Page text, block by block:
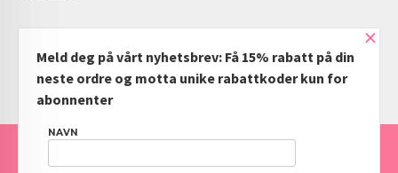
NYHETSBREV
PARTNERE
FRAKT KJØPSBETINGELSER SIKKERHET OG PERSONVERN
×
Meld deg på vårt nyhetsbrev: Få 15% rabatt på din
neste ordre og motta unike rabattkoder kun for
abonnenter
NAVN